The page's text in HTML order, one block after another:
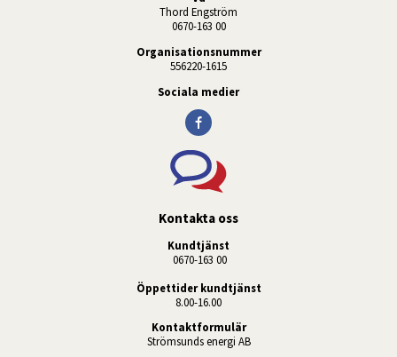
Thord Engström
0670-163 00
Organisationsnummer
556220-1615
Sociala medier
Kontakta oss
Kundtjänst
0670-163 00
Öppettider kundtjänst
8.00-16.00
Kontaktformulär
Strömsunds energi AB